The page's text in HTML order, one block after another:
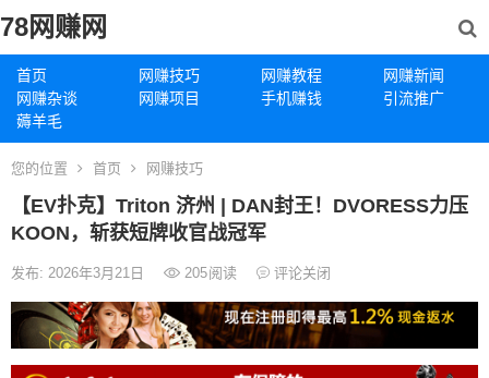
78网赚网
首页 网赚技巧 网赚教程
网赚新闻
网赚杂谈
网赚项目 手机赚钱
引流推广
薅羊毛
您的位置 首页 网赚技巧
【EV扑克】Triton 济州 | DAN封王！DVORESS力压
KOON，斩获短牌收官战冠军
发布: 2026年3月21日 205阅读 评论关闭